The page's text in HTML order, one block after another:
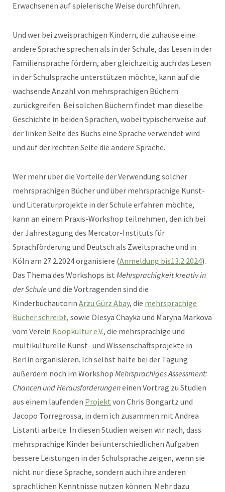
Erwachsenen auf spielerische Weise durchführen.
Und wer bei zweisprachigen Kindern, die zuhause eine
andere Sprache sprechen als in der Schule, das Lesen in der
Familiensprache fördern, aber gleichzeitig auch das Lesen
in der Schulsprache unterstützen möchte, kann auf die
wachsende Anzahl von mehrsprachigen Büchern
zurückgreifen. Bei solchen Büchern findet man dieselbe
Geschichte in beiden Sprachen, wobei typischerweise auf
der linken Seite des Buchs eine Sprache verwendet wird
und auf der rechten Seite die andere Sprache.
Wer mehr über die Vorteile der Verwendung solcher
mehrsprachigen Bücher und über mehrsprachige Kunst-
und Literaturprojekte in der Schule erfahren möchte,
kann an einem Praxis-Workshop teilnehmen, den ich bei
der Jahrestagung des Mercator-Instituts für
Sprachförderung und Deutsch als Zweitsprache und in
Köln am 27.2.2024 organisiere (Anmeldung bis13.2.2024).
Das Thema des Workshops ist Mehrsprachigkeit kreativ in
der Schule und die Vortragenden sind die
Kinderbuchautorin Arzu Gürz Abay, die mehrsprachige
Bücher schreibt, sowie Olesya Chayka und Maryna Markova
vom Verein Koopkultur e.V., die mehrsprachige und
multikulturelle Kunst- und Wissenschaftsprojekte in
Berlin organisieren. Ich selbst halte bei der Tagung
außerdem noch im Workshop Mehrsprachiges Assessment:
Chancen und Herausforderungeneinen Vortrag zu Studien
aus einem laufenden Projekt von Chris Bongartz und
Jacopo Torregrossa, in dem ich zusammen mit Andrea
Listanti arbeite. In diesen Studien weisen wir nach, dass
mehrsprachige Kinder bei unterschiedlichen Aufgaben
bessere Leistungen in der Schulsprache zeigen, wenn sie
nicht nur diese Sprache, sondern auch ihre anderen
sprachlichen Kenntnisse nutzen können. Mehr dazu